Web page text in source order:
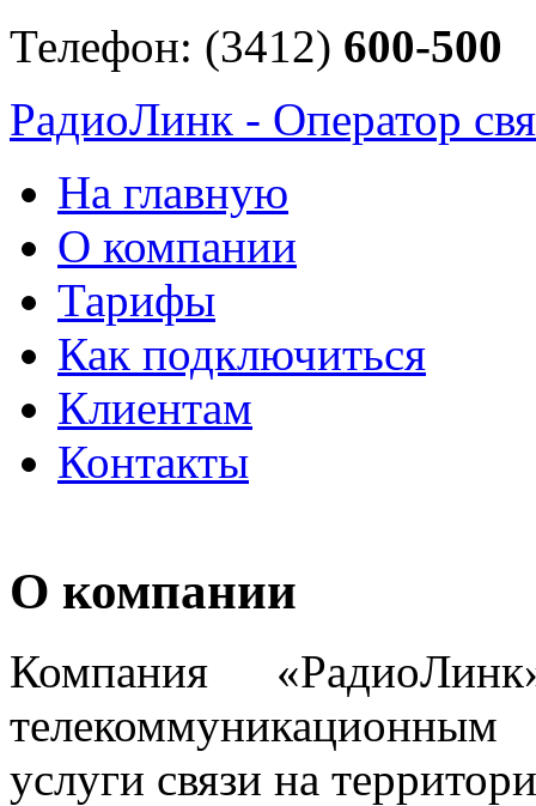
Телефон: (3412) 600-500
РадиоЛинк - Оператор
На главную
О компании
Тарифы
Как подключиться
Клиентам
Контакты
О компании
Компания
услуги связи на